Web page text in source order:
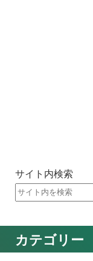
サイト内検索
カテゴリー